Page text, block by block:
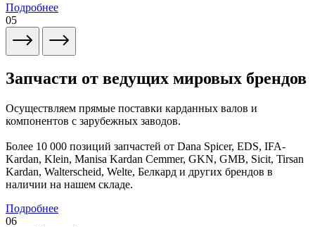
Подробнее
05
Запчасти от ведущих мировых брендов
Осуществляем прямые поставки карданных валов и
компонентов с зарубежных заводов.
Более 10 000 позиций запчастей от Dana Spicer, EDS, IFA-
Kardan, Klein, Manisa Kardan Cemmer, GKN, GMB, Sicit, Tirsan
Kardan, Walterscheid, Welte, Белкард и других брендов в
наличии на нашем складе.
Подробнее
06